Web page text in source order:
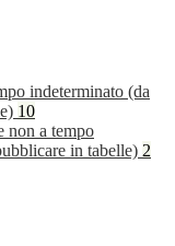
indeterminato (da
10
non a tempo
in tabelle) 2